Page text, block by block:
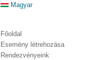
Magyar
Főoldal
Esemény létrehozása
Rendezvényeink